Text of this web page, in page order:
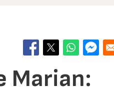
Marian: